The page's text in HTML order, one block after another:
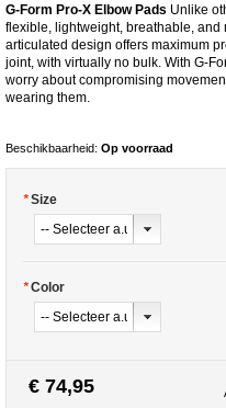
G-Form Pro-X Elbow Pads Unlike
flexible, lightweight, breathable,
articulated design offers maximum
joint, with virtually no bulk. With G-
worry about compromising
wearing them.
Beschikbaarheid: Op voorraad
*Size
*Color
€ 74,95